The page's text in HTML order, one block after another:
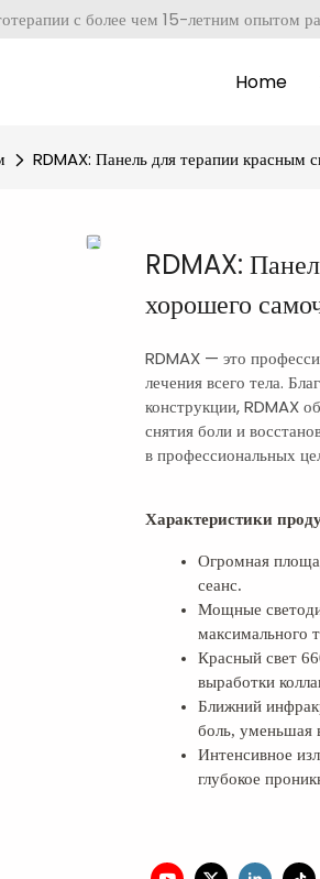
с более чем 15-летним опытом
Home
RDMAX: Панель для терапии красным
RDMAX:
хорошего
RDMAX — это
лечения всего тела.
конструкции, RDMAX
снятия боли и
в профессиональных
Характеристики
Огромная
сеанс.
Мощные
максимального
Красный свет
выработки
Ближний
боль, уменьшая
Интенсивное
глубокое